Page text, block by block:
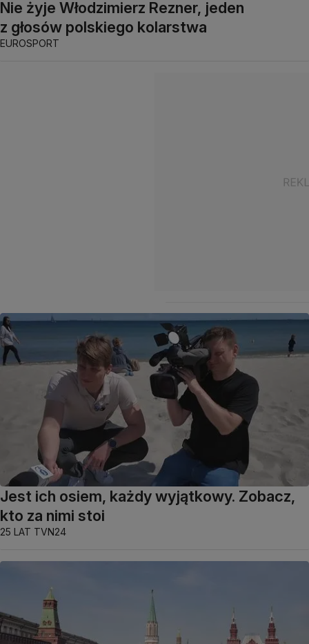
Nie żyje Włodzimierz Rezner, jeden
z głosów polskiego kolarstwa
EUROSPORT
Jest ich osiem, każdy wyjątkowy. Zobacz,
kto za nimi stoi
25 LAT TVN24